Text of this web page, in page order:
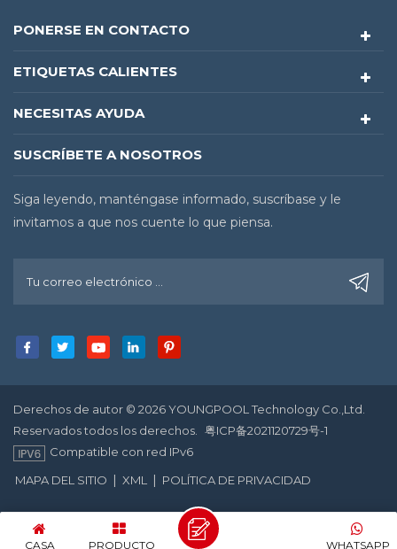
PONERSE EN CONTACTO
ETIQUETAS CALIENTES
NECESITAS AYUDA
SUSCRÍBETE A NOSOTROS
Siga leyendo, manténgase informado, suscríbase y le
invitamos a que nos cuente lo que piensa.
Derechos de autor © 2026 YOUNGPOOL Technology Co.,Ltd.
Reservados todos los derechos.
粤ICP备2021120729号-1
Compatible con red IPv6
MAPA DEL SITIO | XML | POLÍTICA DE PRIVACIDAD
CASA PRODUCTO WHATSAPP